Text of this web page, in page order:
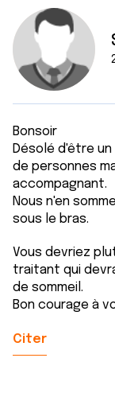
Bonsoir
Désolé d'être
de personnes
accompagnant.
Nous n'en
sous le bras.
Vous devriez
traitant qui
de sommeil.
Bon courage à
Citer